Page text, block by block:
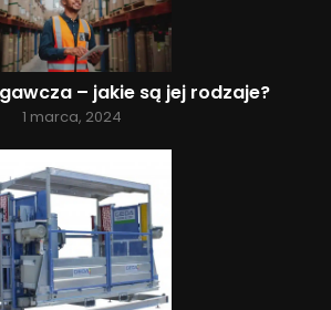
– jakie są jej rodzaje?
1 marca, 2024